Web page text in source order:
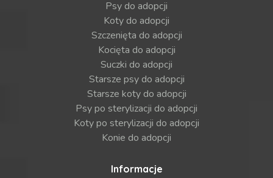
Psy do adopcji
Koty do adopcji
Szczenięta do adopcji
Kocięta do adopcji
Suczki do adopcji
Starsze psy do adopcji
Starsze koty do adopcji
Psy po sterylizacji do adopcji
Koty po sterylizacji do adopcji
Konie do adopcji
Informacje